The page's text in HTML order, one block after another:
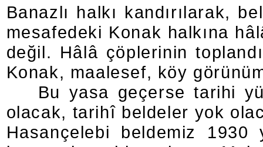
Banazlı halkı kandırılarak,
mesafedeki Konak halkına
değil. Hâlâ çöplerinin
Konak, maalesef, köy
Bu yasa geçerse tarihi
olacak, tarihî beldeler yok
Hasançelebi beldemiz 1930